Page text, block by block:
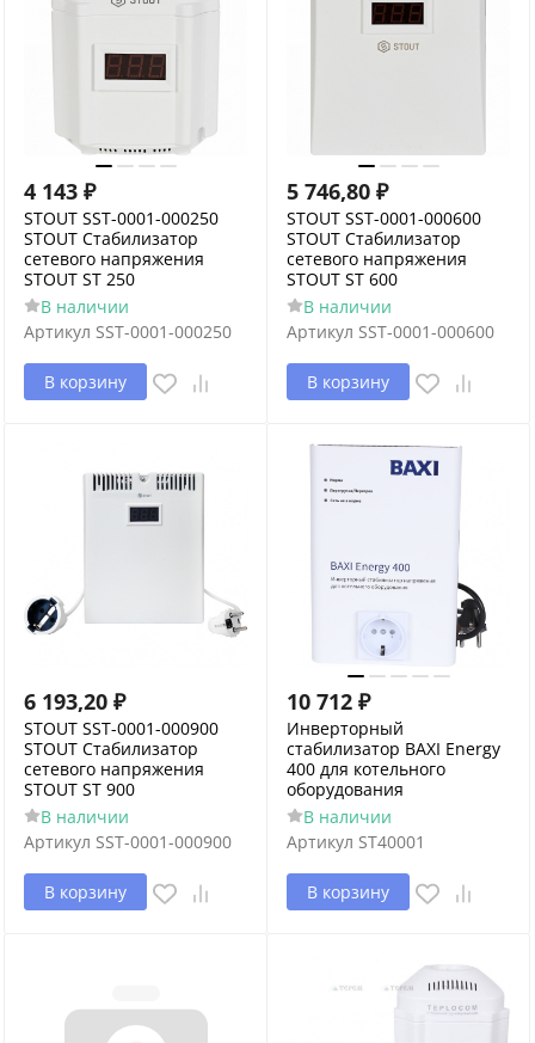
4 143 ₽
STOUT SST-0001-000250
STOUT Стабилизатор
сетевого напряжения
STOUT ST 250
В наличии
Артикул SST-0001-000250
В корзину
5 746,80 ₽
STOUT SST-0001-000600
STOUT Стабилизатор
сетевого напряжения
STOUT ST 600
В наличии
Артикул SST-0001-000600
В корзину
6 193,20 ₽
STOUT SST-0001-000900
STOUT Стабилизатор
сетевого напряжения
STOUT ST 900
В наличии
Артикул SST-0001-000900
В корзину
10 712 ₽
Инверторный
стабилизатор BAXI Energy
400 для котельного
оборудования
В наличии
Артикул ST40001
В корзину